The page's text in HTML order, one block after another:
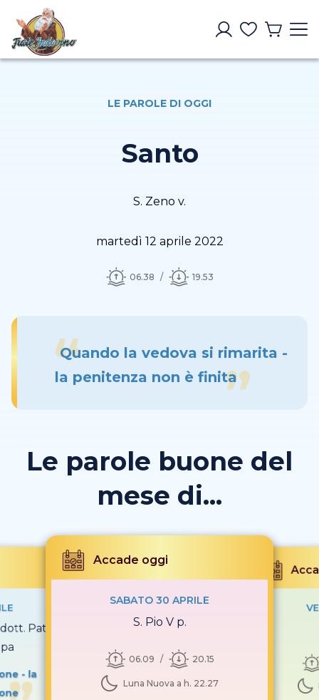
LE PAROLE DI OGGI
Santo
S. Zeno v.
martedì 12 aprile 2022
06.38 19.53
Quando la vedova si rimarita -
la penitenza non è finita
Le parole buone del
mese di...
Patr.
- la
Accade oggi
SABATO 30 APRILE
S. Pio V p.
06.09 20.15
Luna Nuova a h. 22.27